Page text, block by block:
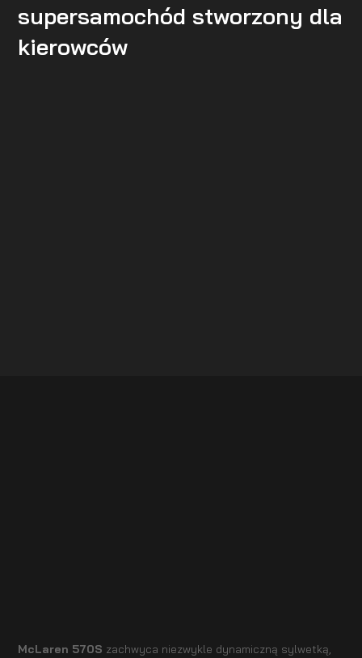
supersamochód stworzony dla
kierowców
McLaren 570S zachwyca niezwykle dynamiczną sylwetką,